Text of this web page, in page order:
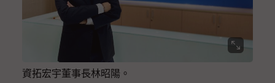
資拓宏宇董事長林昭陽。